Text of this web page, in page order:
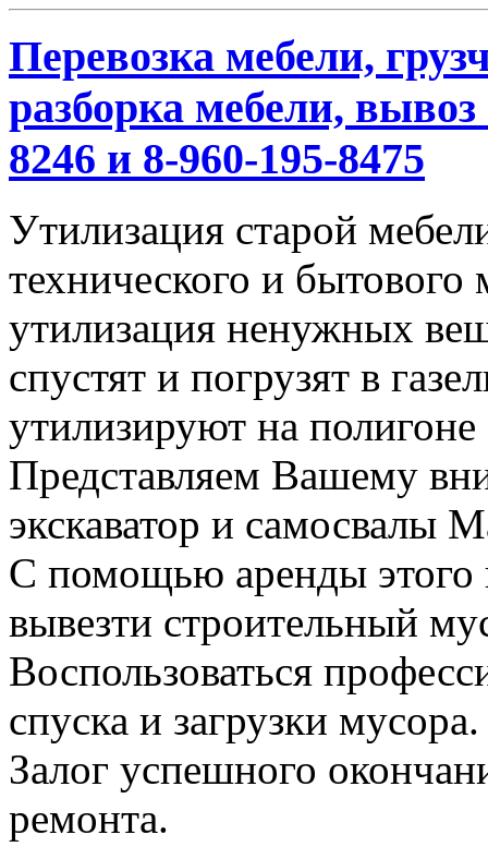
Перевозка мебели,
разборка мебели,
8246 и 8-960-195-8475
Утилизация старой
технического и
утилизация ненужных
спустят и погрузят в
утилизируют на полигоне
Представляем Вашему
экскаватор и самосвалы
С помощью аренды этого
вывезти строительный
Воспользоваться
спуска и загрузки мусора.
Залог успешного
ремонта.